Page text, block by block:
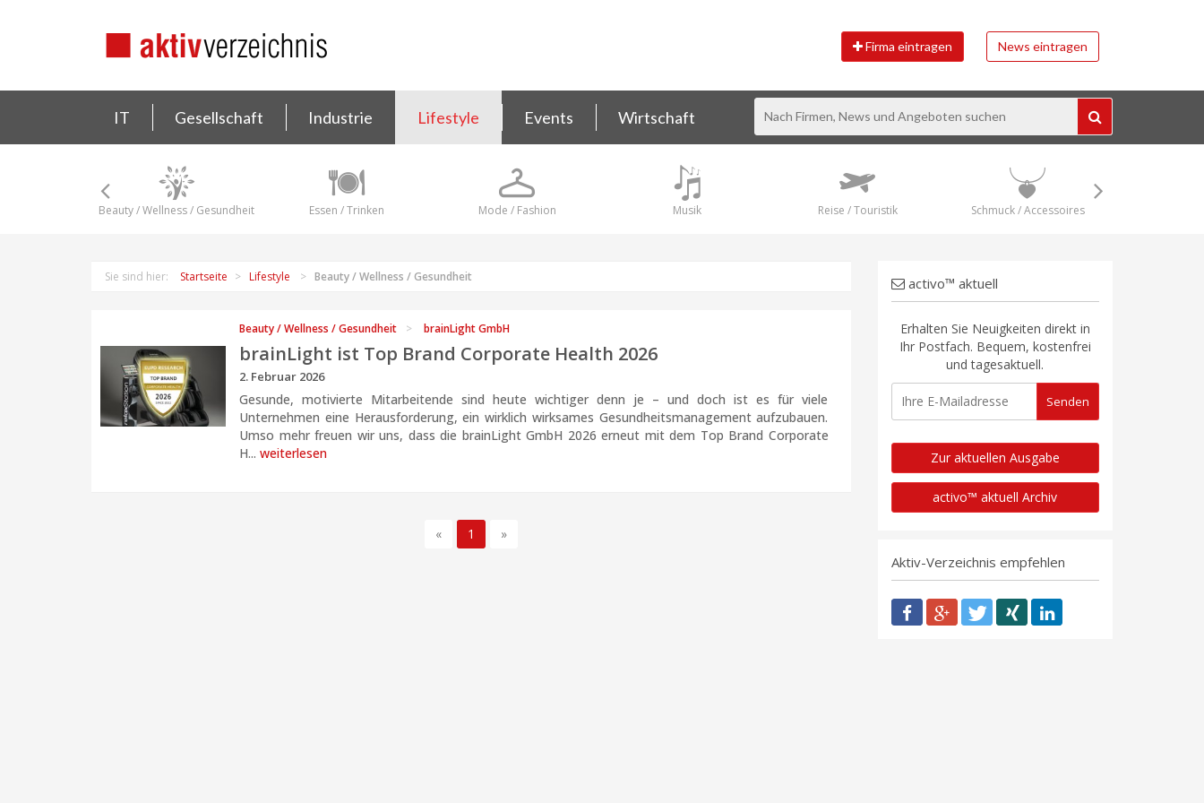
Firma eintragen News eintragen
IT Gesellschaft Industrie Lifestyle Events Wirtschaft
Beauty / Wellness / Gesundheit Essen / Trinken Mode / Fashion Musik Reise / Touristik Schmuck / Accessoires
Sie sind hier: Startseite Lifestyle Beauty / Wellness / Gesundheit
Beauty / Wellness / Gesundheit brainLight GmbH
brainLight ist Top Brand Corporate Health 2026
2. Februar 2026
Gesunde, motivierte Mitarbeitende sind heute wichtiger denn je – und doch ist es für viele
Unternehmen eine Herausforderung, ein wirklich wirksames Gesundheitsmanagement aufzubauen.
Umso mehr freuen wir uns, dass die brainLight GmbH 2026 erneut mit dem Top Brand Corporate
H... weiterlesen
« 1 »
activo™ aktuell
Erhalten Sie Neuigkeiten direkt in
Ihr Postfach. Bequem, kostenfrei
und tagesaktuell.
Zur aktuellen Ausgabe
activo™ aktuell Archiv
Aktiv-Verzeichnis empfehlen